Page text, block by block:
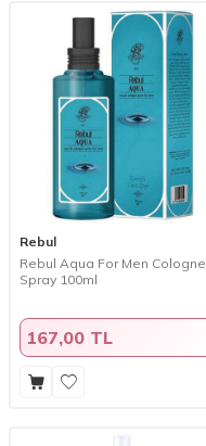
Rebul
Rebul Aqua For Men Cologne
Spray 100ml
167,00 TL